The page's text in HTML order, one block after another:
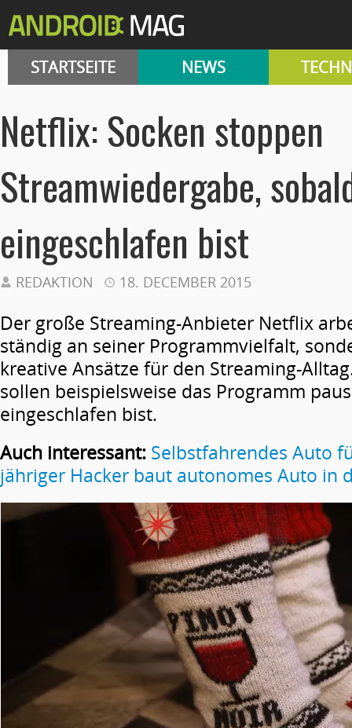
STARTSEITE NEWS
Netflix: Socken stoppen
Streamwiedergabe,
eingeschlafen bist
REDAKTION 18. DECEMBER 2015
Der große Streaming-Anbieter Netflix
ständig an seiner Programmvielfalt,
kreative Ansätze für den Streaming-
sollen beispielsweise das Programm
eingeschlafen bist.
Auch interessant: Selbstfahrendes Auto
jähriger Hacker baut autonomes Auto in